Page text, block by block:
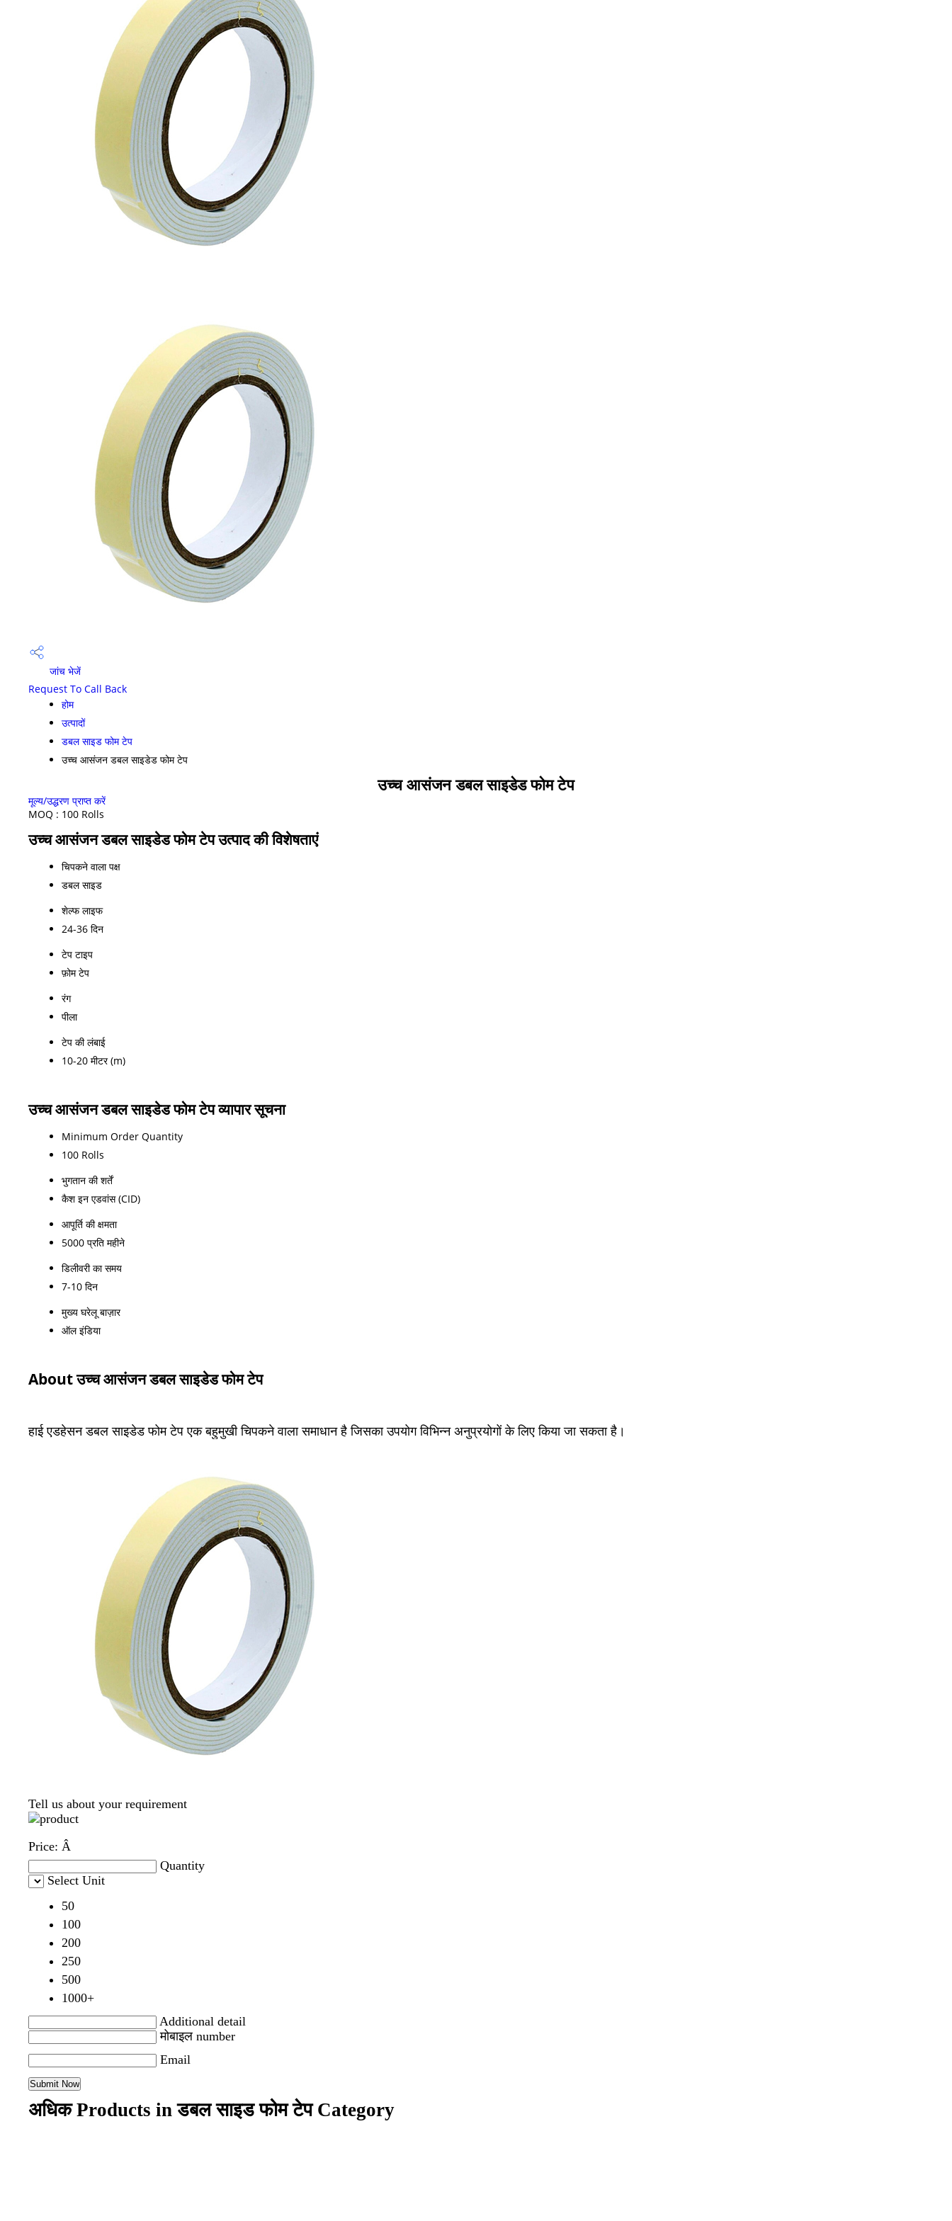
जांच भेजें
Request To Call Back
होम
उत्पादों
डबल साइड फोम टेप
उच्च आसंजन डबल साइडेड फोम टेप
उच्च आसंजन डबल साइडेड फोम टेप
मूल्य/उद्धरण प्राप्त करें
MOQ : 100 Rolls
उच्च आसंजन डबल साइडेड फोम टेप उत्पाद की विशेषताएं
चिपकने वाला पक्ष
डबल साइड
शेल्फ लाइफ
24-36 दिन
टेप टाइप
फ़ोम टेप
रंग
पीला
टेप की लंबाई
10-20 मीटर (m)
उच्च आसंजन डबल साइडेड फोम टेप व्यापार सूचना
Minimum Order Quantity
100 Rolls
भुगतान की शर्तें
कैश इन एडवांस (CID)
आपूर्ति की क्षमता
5000 प्रति महीने
डिलीवरी का समय
7-10 दिन
मुख्य घरेलू बाज़ार
ऑल इंडिया
About उच्च आसंजन डबल साइडेड फोम टेप
हाई एडहेसन डबल साइडेड फोम टेप एक बहुमुखी चिपकने वाला समाधान है जिसका उपयोग विभिन्न अनुप्रयोगों के लिए किया जा सकता है।
Tell us about your requirement
Price: Â
Quantity
Select Unit
50
100
200
250
500
1000+
Additional detail
मोबाइल number
Email
अधिक Products in डबल साइड फोम टेप Category